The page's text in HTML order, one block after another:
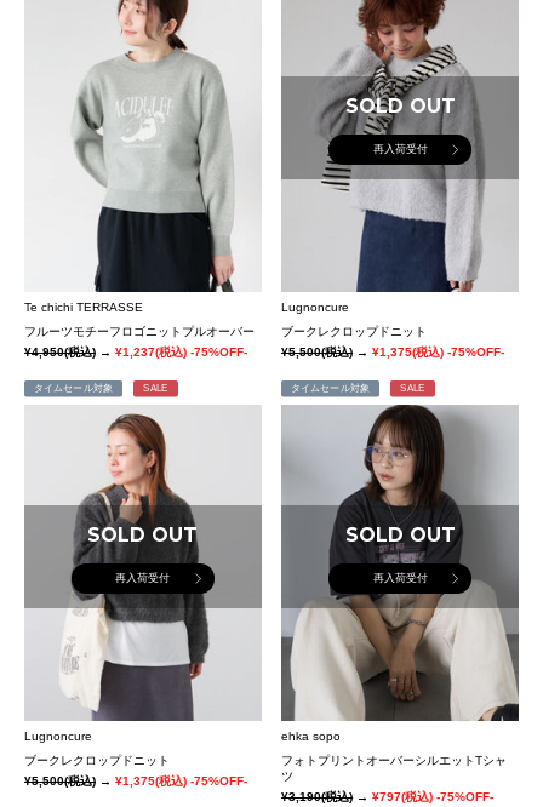
Te chichi TERRASSE
フルーツモチーフロゴニットプルオーバー
¥4,950(税込) → ¥1,237(税込) -75%OFF-
SOLD OUT
再入荷受付
Lugnoncure
ブークレクロップドニット
¥5,500(税込)→¥1,375(税込) -75%OFF-
タイムセール対象 SALE
SOLD OUT
再入荷受付
Lugnoncure
ブークレクロップドニット
¥5,500(税込) → ¥1,375(税込) -75%OFF-
タイムセール対象 SALE
SOLD OUT
再入荷受付
ehka sopo
フォトプリントオーバーシルエットTシャ
ツ
¥3,190(税込)→¥797(税込) -75%OFF-